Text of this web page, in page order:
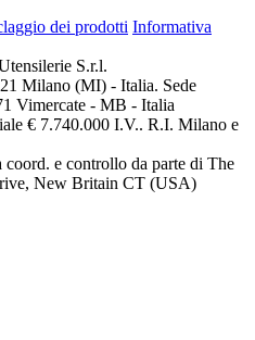
dei prodotti Informativa
S.r.l.
Milano (MI) - Italia. Sede
Vimercate - MB - Italia
€ 7.740.000 I.V.. R.I. Milano e
coord. e controllo da parte di The
New Britain CT (USA)